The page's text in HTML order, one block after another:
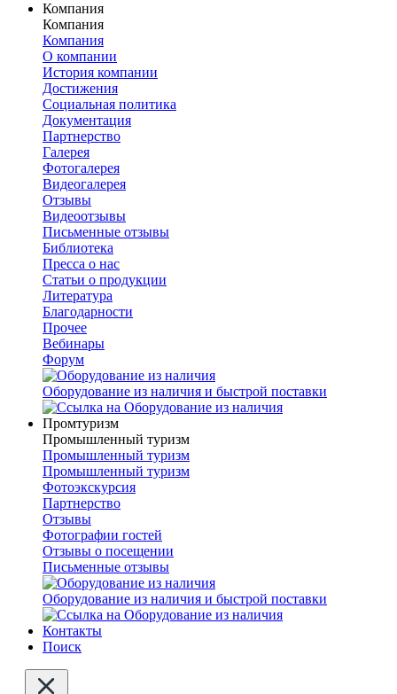
Компания
Компания
Компания
О компании
История компании
Достижения
Социальная политика
Документация
Партнерство
Галерея
Фотогалерея
Видеогалерея
Отзывы
Видеоотзывы
Письменные отзывы
Библиотека
Пресса о нас
Статьи о продукции
Литература
Благодарности
Прочее
Вебинары
Форум
Оборудование из наличия и быстрой поставки
Промтуризм
Промышленный туризм
Промышленный туризм
Промышленный туризм
Фотоэкскурсия
Партнерство
Отзывы
Фотографии гостей
Отзывы о посещении
Письменные отзывы
Оборудование из наличия и быстрой поставки
Контакты
Поиск